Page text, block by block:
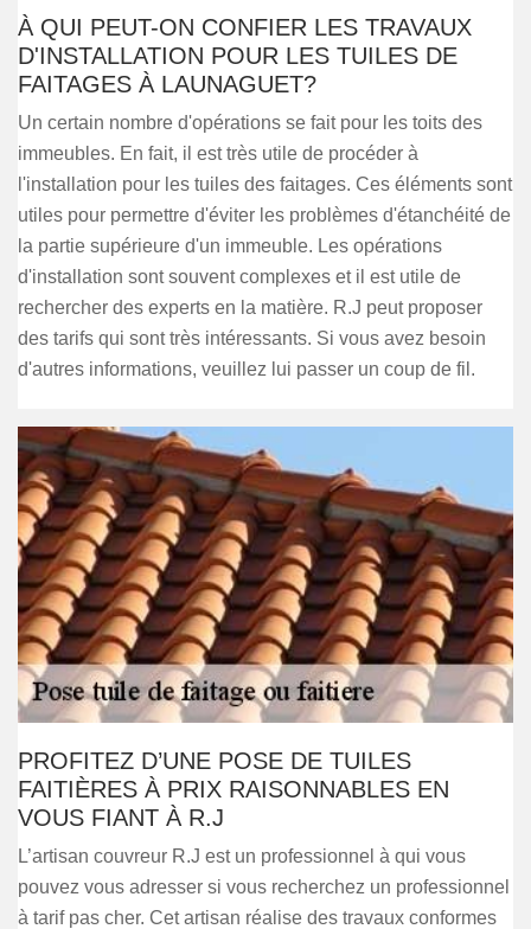
À QUI PEUT-ON CONFIER LES TRAVAUX
D'INSTALLATION POUR LES TUILES DE
FAITAGES À LAUNAGUET?
Un certain nombre d'opérations se fait pour les toits des
immeubles. En fait, il est très utile de procéder à
l'installation pour les tuiles des faitages. Ces éléments sont
utiles pour permettre d'éviter les problèmes d'étanchéité de
la partie supérieure d'un immeuble. Les opérations
d'installation sont souvent complexes et il est utile de
rechercher des experts en la matière. R.J peut proposer
des tarifs qui sont très intéressants. Si vous avez besoin
d'autres informations, veuillez lui passer un coup de fil.
PROFITEZ D’UNE POSE DE TUILES
FAITIÈRES À PRIX RAISONNABLES EN
VOUS FIANT À R.J
L’artisan couvreur R.J est un professionnel à qui vous
pouvez vous adresser si vous recherchez un professionnel
à tarif pas cher. Cet artisan réalise des travaux conformes